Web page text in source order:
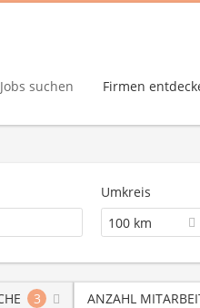
Jobs suchen Firmen
Umkreis
100 km
3 ANZAHL